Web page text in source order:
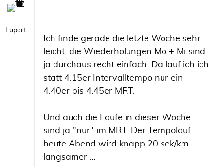
Lupert
Ich finde gerade die letzte Woche sehr
leicht, die Wiederholungen Mo + Mi sind
ja durchaus recht einfach. Da lauf ich ich
statt 4:15er Intervalltempo nur ein
4:40er bis 4:45er MRT.
Und auch die Läufe in dieser Woche
sind ja "nur" im MRT. Der Tempolauf
heute Abend wird knapp 20 sek/km
langsamer ...